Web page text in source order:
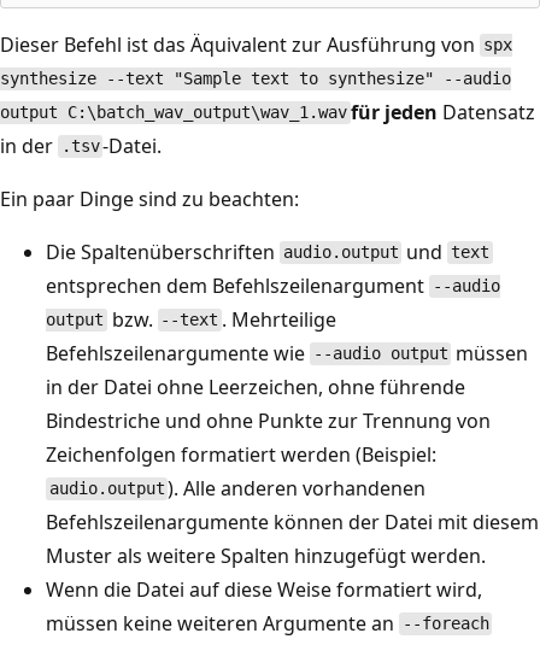
Dieser Befehl ist das Äquivalent zur Ausführung von spx
synthesize --text "Sample text to synthesize" --audio
output C:\batch_wav_output\wav_1.wavfür jeden Datensatz
in der
.tsv-Datei.
Ein paar Dinge sind zu beachten:
Die Spaltenüberschriften audio.output undtext
entsprechen dem Befehlszeilenargument --audio
output bzw. --text . Mehrteilige
Befehlszeilenargumente wie --audio output müssen
in der Datei ohne Leerzeichen, ohne führende
Bindestriche und ohne Punkte zur Trennung von
Zeichenfolgen formatiert werden (Beispiel:
audio.output ). Alle anderen vorhandenen
Befehlszeilenargumente können der Datei mit diesem
Muster als weitere Spalten hinzugefügt werden.
Wenn die Datei auf diese Weise formatiert wird,
müssen keine weiteren Argumente an
--foreach